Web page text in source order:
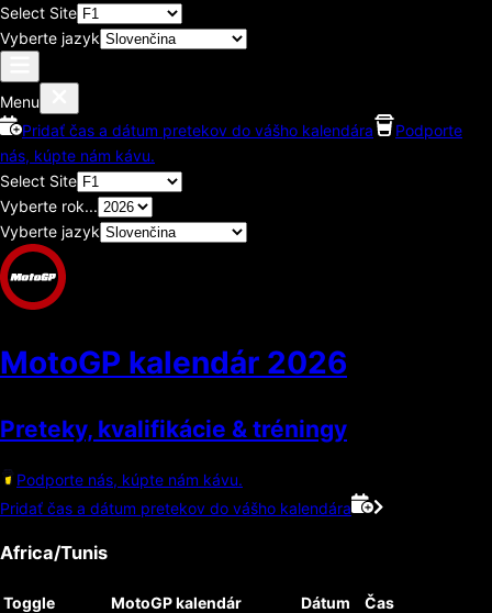
Select Site
Vyberte jazyk
Menu
Pridať čas a dátum pretekov do vášho kalendára
Podporte
nás, kúpte nám kávu.
Select Site
Vyberte rok...
Vyberte jazyk
MotoGP kalendár 2026
Preteky, kvalifikácie & tréningy
Podporte nás, kúpte nám kávu.
Pridať čas a dátum pretekov do vášho kalendára
Africa/Tunis
Toggle MotoGP kalendár Dátum
Čas